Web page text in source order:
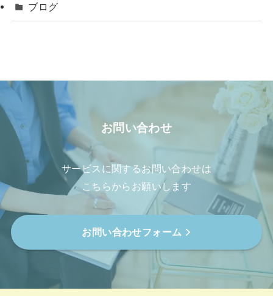
ブログ
お問い合わせ
サービスに関するお問い合わせは
こちらからお願いします
お問い合わせフォーム